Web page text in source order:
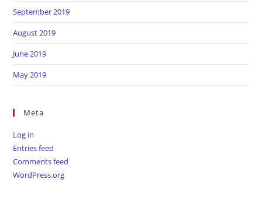
September 2019
August 2019
June 2019
May 2019
Meta
Log in
Entries feed
Comments feed
WordPress.org